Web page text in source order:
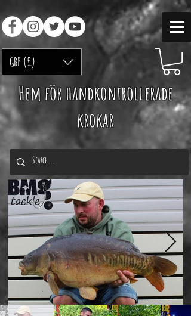
GBP (£)
Hem för handkontrollerade
krokar